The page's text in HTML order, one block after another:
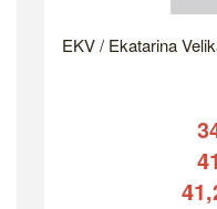
EKV / Ekatarina